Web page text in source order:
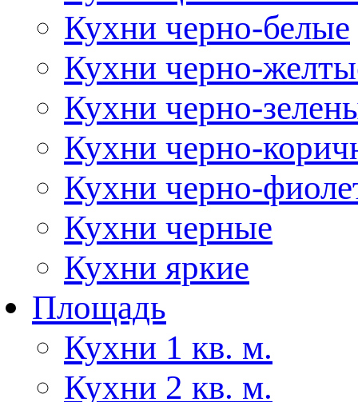
Кухни черно-белые
Кухни черно-
Кухни черно-
Кухни черно-
Кухни черно-
Кухни черные
Кухни яркие
Площадь
Кухни 1 кв. м.
Кухни 2 кв. м.